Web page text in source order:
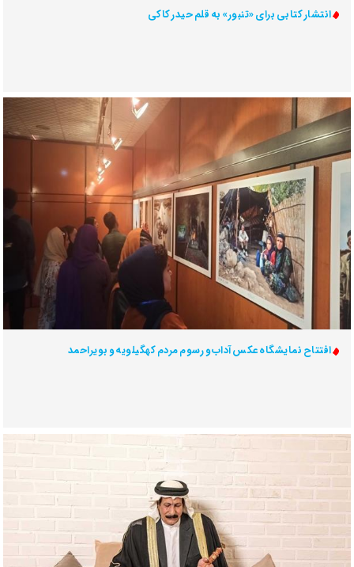
انتشار کتابی برای «تنبور» به قلم حیدر کاکی
افتتاح نمایشگاه عکس آداب و رسوم مردم کهگیلویه و بویراحمد